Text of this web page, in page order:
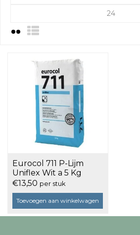
24
Eurocol 711 P-Lijm
Uniflex Wit a 5 Kg
€13,50 per stuk
Toevoegen aan winkelwagen